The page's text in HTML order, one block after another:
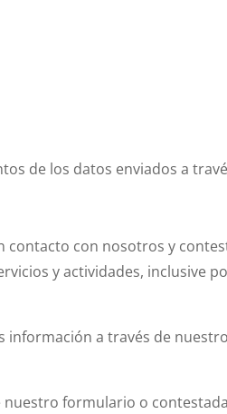
de los datos enviados a
con nosotros y
y actividades, inclusive
a través de
formulario o